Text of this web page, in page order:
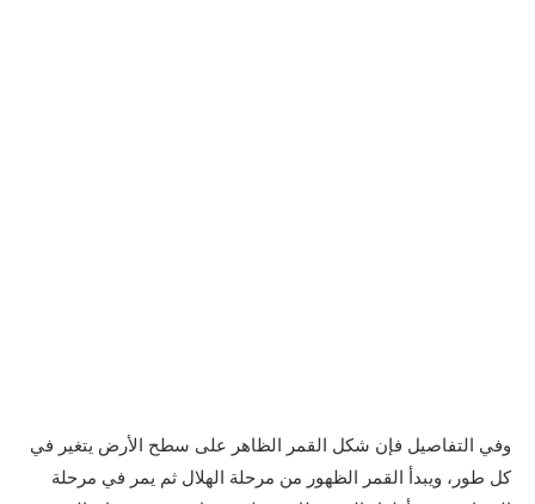
وفي التفاصيل فإن شكل القمر الظاهر على سطح الأرض يتغير في
كل طور، ويبدأ القمر الظهور من مرحلة الهلال ثم يمر في مرحلة